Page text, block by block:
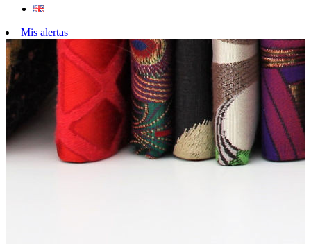
Mis alertas